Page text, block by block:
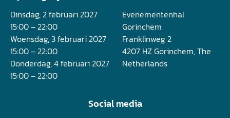
Dinsdag, 2 februari 2027
15:00 – 22:00
Woensdag, 3 februari 2027
15:00 – 22:00
Donderdag, 4 februari 2027
15:00 – 22:00
Evenementenhal
Gorinchem
Franklinweg 2
4207 HZ Gorinchem, The
Netherlands
Social media